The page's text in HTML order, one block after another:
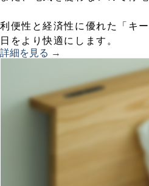
利便性と経済性に優れた「キ
日をより快適にします。
詳細を見る →